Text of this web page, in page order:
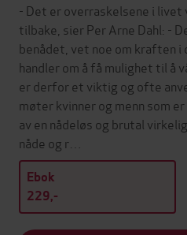
- Det er overraskelsene i livet
tilbake, sier Per Arne Dahl: -
benådet, vet noe om kraften i
handler om å få mulighet til å
er derfor et viktig og ofte
møter kvinner og menn som
av en nådeløs og brutal
nåde og r…
Ebok
229,-